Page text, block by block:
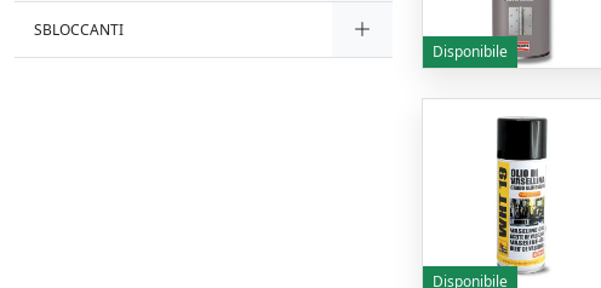
SBLOCCANTI
Disponibile
Disponibile